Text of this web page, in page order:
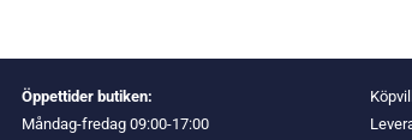
Öppettider butiken:
Måndag-fredag 09:00-17:00